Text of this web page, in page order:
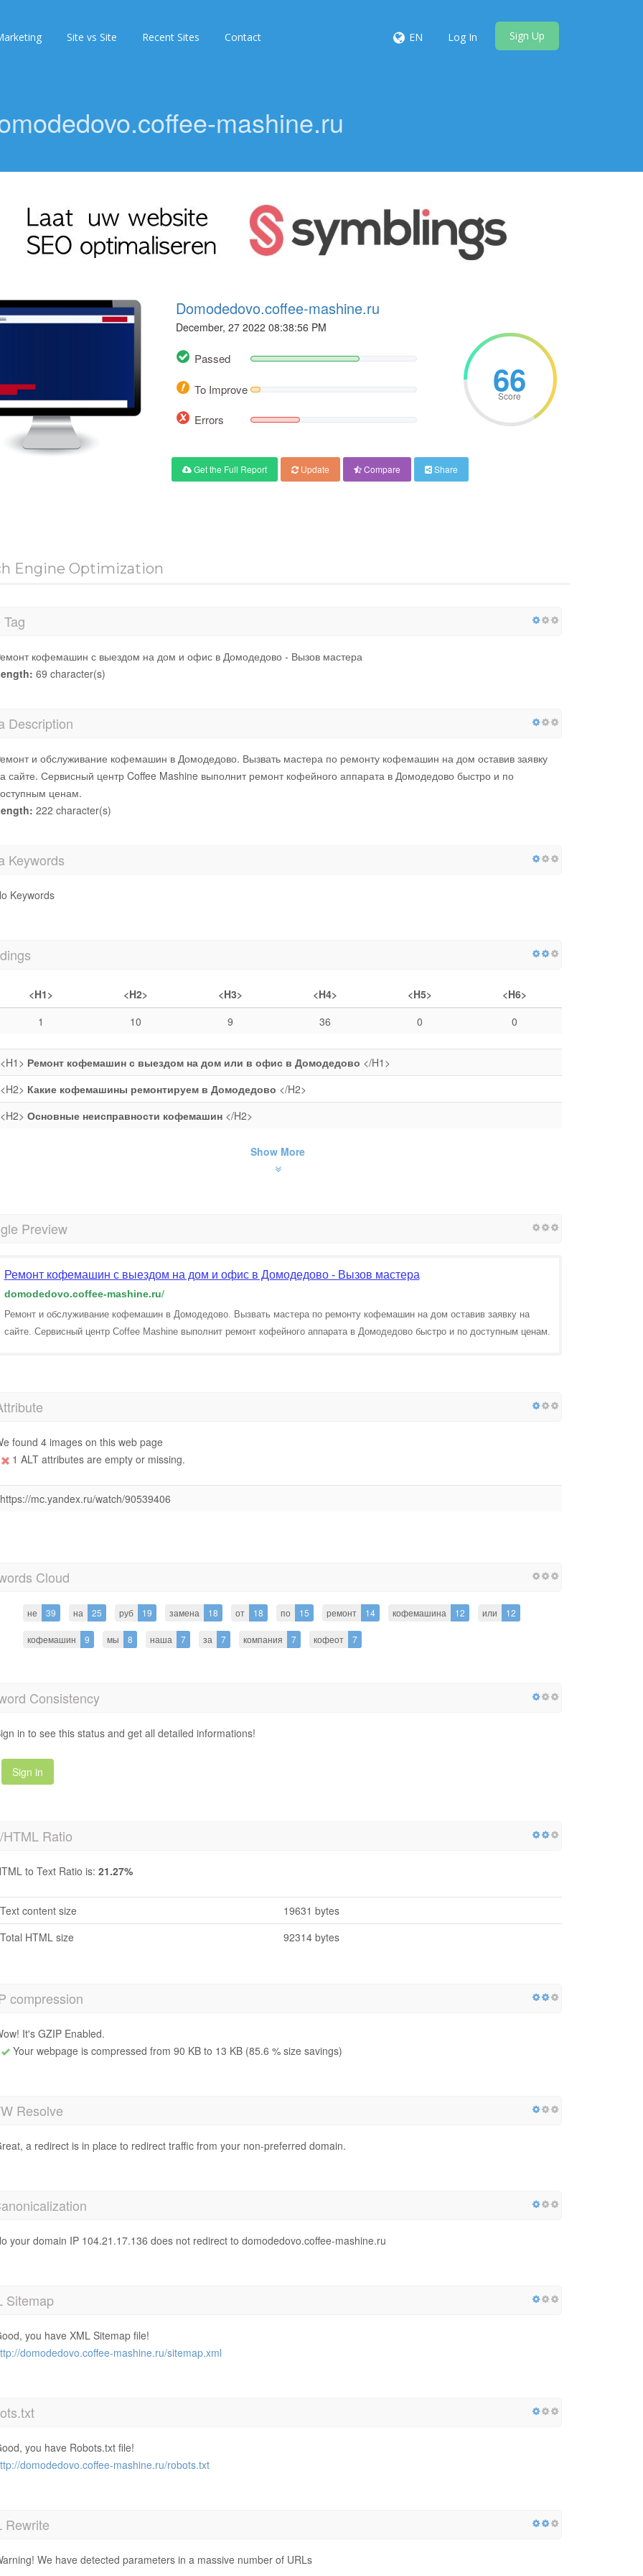
Site vs Site Recent Sites Contact EN Log In Sign Up
mashine.ru
Domodedovo.coffee-mashine.ru
December, 27 2022 08:38:56 PM
Passed
To Improve
Errors
66
Score
Get the Full Report Update Compare Share
Engine Optimization
кофемашин с выездом на дом и офис в Домодедово - Вызов мастера
69 character(s)
Description
и обслуживание кофемашин в Домодедово. Вызвать мастера по ремонту кофемашин на дом оставив заявку
сайте. Сервисный центр Coffee Mashine выполнит ремонт кофейного аппарата в Домодедово быстро и по
ценам.
222 character(s)
Keywords
Keywords
<H1> <H2> <H3> <H4> <H5>
<H6>
1
10 9 36 0 0
<H1> Ремонт кофемашин с выездом на дом или в офис в Домодедово </H1>
<H2> Какие кофемашины ремонтируем в Домодедово </H2>
<H2> Основные неисправности кофемашин</H2>
Show More
Preview
Ремонт кофемашин с выездом на дом и офис в Домодедово - Вызов мастера
domodedovo.coffee-mashine.ru/
Ремонт и обслуживание кофемашин в Домодедово. Вызвать мастера по ремонту кофемашин на дом оставив заявку на
сайте. Сервисный центр Coffee Mashine выполнит ремонт кофейного аппарата в Домодедово быстро и по доступным ценам.
found 4 images on this web page
1 ALT attributes are empty or missing.
https://mc.yandex.ru/watch/90539406
Cloud
не 39 на 25 руб 19 замена 18 от 18 по 15 ремонт 14 кофемашина 12 или 12
кофемашин 9 мы 8 наша 7 за 7 компания 7 кофеот 7
Consistency
in to see this status and get all detailed informations!
Sign in
HTML Ratio
to Text Ratio is: 21.27%
Text content size
19631 bytes
Total HTML size
92314 bytes
compression
It's GZIP Enabled.
Your webpage is compressed from 90 KB to 13 KB (85.6 % size savings)
Resolve
a redirect is in place to redirect traffic from your non-preferred domain.
your domain IP 104.21.17.136 does not redirect to domodedovo.coffee-mashine.ru
Sitemap
you have XML Sitemap file!
domodedovo.coffee-mashine.ru/sitemap.xml
you have Robots.txt file!
domodedovo.coffee-mashine.ru/robots.txt
Rewrite
We have detected parameters in a massive number of URLs